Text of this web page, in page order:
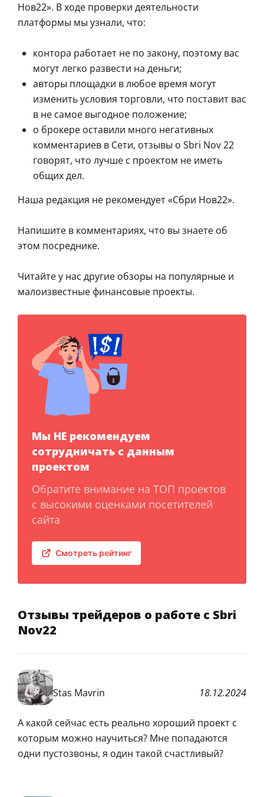
Нов22». В ходе проверки деятельности
платформы мы узнали, что:
контора работает не по закону, поэтому вас
могут легко развести на деньги;
авторы площадки в любое время могут
изменить условия торговли, что поставит вас
в не самое выгодное положение;
о брокере оставили много негативных
комментариев в Сети, отзывы о Sbri Nov 22
говорят, что лучше с проектом не иметь
общих дел.
Наша редакция не рекомендует «Сбри Нов22».
Напишите в комментариях, что вы знаете об
этом посреднике.
Читайте у нас другие обзоры на популярные и
малоизвестные финансовые проекты.
Мы НЕ рекомендуем
сотрудничать с данным
проектом
Обратите внимание на ТОП проектов
с высокими оценками посетителей
сайта
Смотреть рейтинг
Отзывы трейдеров о работе с Sbri
Nov22
Stas Mavrin 18.12.2024
А какой сейчас есть реально хороший проект с
которым можно научиться? Мне попадаются
одни пустозвоны, я один такой счастливый?